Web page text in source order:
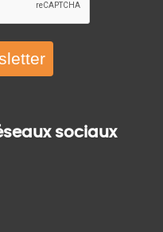
sociaux